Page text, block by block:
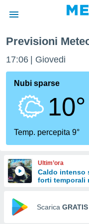
di
per
le
di
Web
Previsioni
17:06 Giovedi
Nubi sparse
10°
Temp. percepita 9°
Ultim’ora
Caldo intenso
forti temporali
Scarica GRATIS